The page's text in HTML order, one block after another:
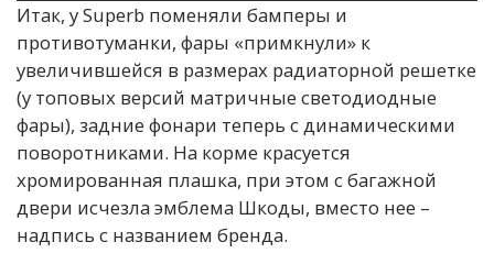
Итак, у Superb поменяли бамперы и
противотуманки, фары «примкнули» к
увеличившейся в размерах радиаторной решетке
(у топовых версий матричные светодиодные
фары), задние фонари теперь с динамическими
поворотниками. На корме красуется
хромированная плашка, при этом с багажной
двери исчезла эмблема Шкоды, вместо нее –
надпись с названием бренда.